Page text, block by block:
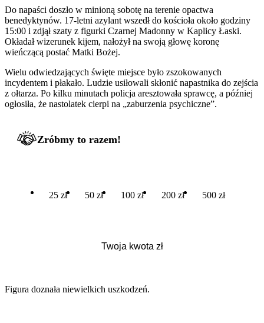
Do napaści doszło w minioną sobotę na terenie opactwa
benedyktynów. 17-letni azylant wszedł do kościoła około godziny
15:00 i zdjął szaty z figurki Czarnej Madonny w Kaplicy Łaski.
Okładał wizerunek kijem, nałożył na swoją głowę koronę
wieńczącą postać Matki Bożej.
Wielu odwiedzających święte miejsce było zszokowanych
incydentem i płakało. Ludzie usiłowali skłonić napastnika do zejścia
z ołtarza. Po kilku minutach policja aresztowała sprawcę, a później
ogłosiła, że nastolatek cierpi na „zaburzenia psychiczne”.
Zróbmy to razem!
25 zł 50 zł 100 zł 200 zł 500 zł
Figura doznała niewielkich uszkodzeń.